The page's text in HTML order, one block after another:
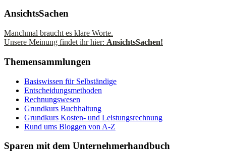
AnsichtsSachen
Manchmal braucht es klare Worte.
Unsere Meinung findet ihr hier: AnsichtsSachen!
Themensammlungen
Basiswissen für Selbständige
Entscheidungsmethoden
Rechnungswesen
Grundkurs Buchhaltung
Grundkurs Kosten- und Leistungsrechnung
Rund ums Bloggen von A-Z
Sparen mit dem Unternehmerhandbuch